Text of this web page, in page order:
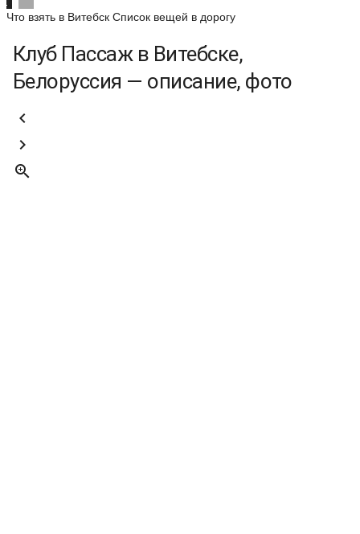
Что взять в Витебск Список вещей в дорогу
Клуб Пассаж в Витебске,
Белоруссия — описание, фото


